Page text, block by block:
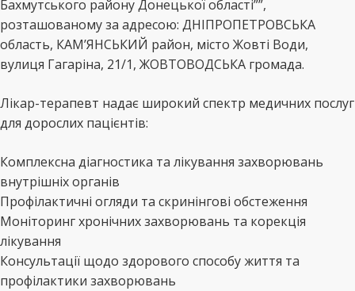
Бахмутського району Донецької області””,
розташованому за адресою: ДНІПРОПЕТРОВСЬКА
область, КАМ’ЯНСЬКИЙ район, місто Жовті Води,
вулиця Гагаріна, 21/1, ЖОВТОВОДСЬКА громада.
Лікар-терапевт надає широкий спектр медичних послуг
для дорослих пацієнтів:
Комплексна діагностика та лікування захворювань
внутрішніх органів
Профілактичні огляди та скринінгові обстеження
Моніторинг хронічних захворювань та корекція
лікування
Консультації щодо здорового способу життя та
профілактики захворювань